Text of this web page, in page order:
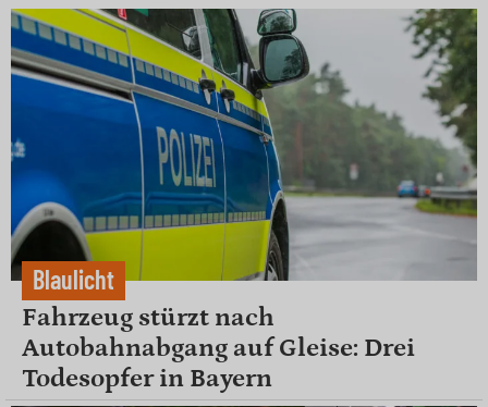
Blaulicht
Fahrzeug stürzt nach
Autobahnabgang auf Gleise: Drei
Todesopfer in Bayern